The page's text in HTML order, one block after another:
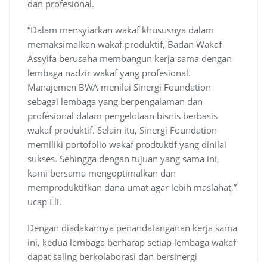
dan profesional.
“Dalam mensyiarkan wakaf khususnya dalam
memaksimalkan wakaf produktif, Badan Wakaf
Assyifa berusaha membangun kerja sama dengan
lembaga nadzir wakaf yang profesional.
Manajemen BWA menilai Sinergi Foundation
sebagai lembaga yang berpengalaman dan
profesional dalam pengelolaan bisnis berbasis
wakaf produktif. Selain itu, Sinergi Foundation
memiliki portofolio wakaf prodtuktif yang dinilai
sukses. Sehingga dengan tujuan yang sama ini,
kami bersama mengoptimalkan dan
memproduktifkan dana umat agar lebih maslahat,”
ucap Eli.
Dengan diadakannya penandatanganan kerja sama
ini, kedua lembaga berharap setiap lembaga wakaf
dapat saling berkolaborasi dan bersinergi